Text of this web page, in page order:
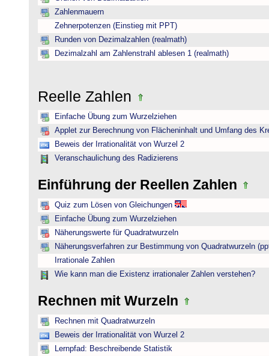
Zahlenmauern
Zehnerpotenzen (Einstieg mit PPT)
Runden von Dezimalzahlen (realmath)
Dezimalzahl am Zahlenstrahl ablesen 1 (realmath)
Reelle Zahlen
Einfache Übung zum Wurzelziehen
Applet zur Berechnung von Flächeninhalt und Umfang des
Beweis der Irrationalität von Wurzel 2
Veranschaulichung des Radizierens
Einführung der Reellen Zahlen
Quiz zum Lösen von Gleichungen
Einfache Übung zum Wurzelziehen
Näherungswerte für Quadratwurzeln
Näherungsverfahren zur Bestimmung von Quadratwurzeln
Irrationale Zahlen
Wie kann man die Existenz irrationaler Zahlen verstehen?
Rechnen mit Wurzeln
Rechnen mit Quadratwurzeln
Beweis der Irrationalität von Wurzel 2
Lernpfad: Beschreibende Statistik